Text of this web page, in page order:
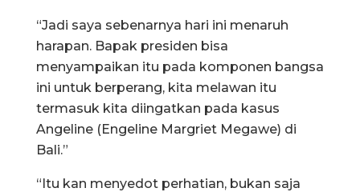
“Jadi saya sebenarnya hari ini menaruh
harapan. Bapak presiden bisa
menyampaikan itu pada komponen bangsa
ini untuk berperang, kita melawan itu
termasuk kita diingatkan pada kasus
Angeline (Engeline Margriet Megawe) di
Bali.”
“Itu kan menyedot perhatian, bukan saja